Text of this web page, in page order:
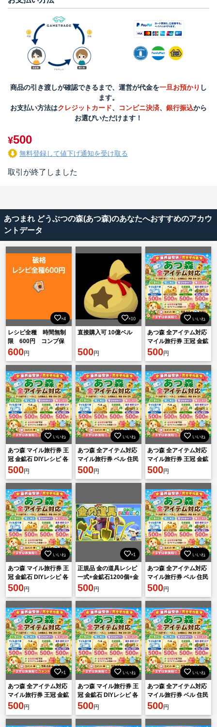
商品の引き渡しが確認できるまで、運営が代金を一旦お預かり し
ます。
お支払い方法はクレジットカード、 コンビニ決済、 銀行振込から
お選びいただけます！
¥500
無料登録して値下げ通知を受け取る
取引が終了しました
あつまれ どうぶつの森(あつ森)のあなたへおすすめのアカウ
ントデータ
×4
レシピ全種 時間無制
限 600円 コンプ保
証
600円
×10
直接購入可 10億ベル
500円
いいね
あつ森 全アイテム対応
マイル旅行券 王冠 金鉱
石 DIYレシピ 各種素材
安心対応
500円
いいね
あつ森 マイル旅行券 王
冠 金鉱石 DIYレシピ 各
種素材 500円 相談可
500円
いいね
あつ森 全アイテム対応
マイル旅行券 ベル 住民
勧誘 家具 素材 DIY 即対
500円
いいね
あつ森 全アイテム対応
マイル旅行券 王冠 金鉱
石 DIYレシピ 各種素材
安心対応
500円
いいね
あつ森 マイル旅行券 王
冠 金鉱石 DIYレシピ 各
種素材 500円 相談可
500円
×1
正規品 金の道具レシピ
一式+金鉱石1200個+金
の道具一式
500円
いいね
あつ森 全アイテム対応
マイル旅行券 ベル 住民
勧誘 家具 素材 DIY 即対
500円
×1
あつ森 全アイテム対応
マイル旅行券 王冠 金鉱
石 DIYレシピ 各種素材
500円
いいね
あつ森 マイル旅行券 王
冠 金鉱石 DIYレシピ 各
種素材 500円 相談可
500円
いいね
あつ森 全アイテム対応
マイル旅行券 ベル 住民
勧誘 家具 素材 DIY 即対
500円